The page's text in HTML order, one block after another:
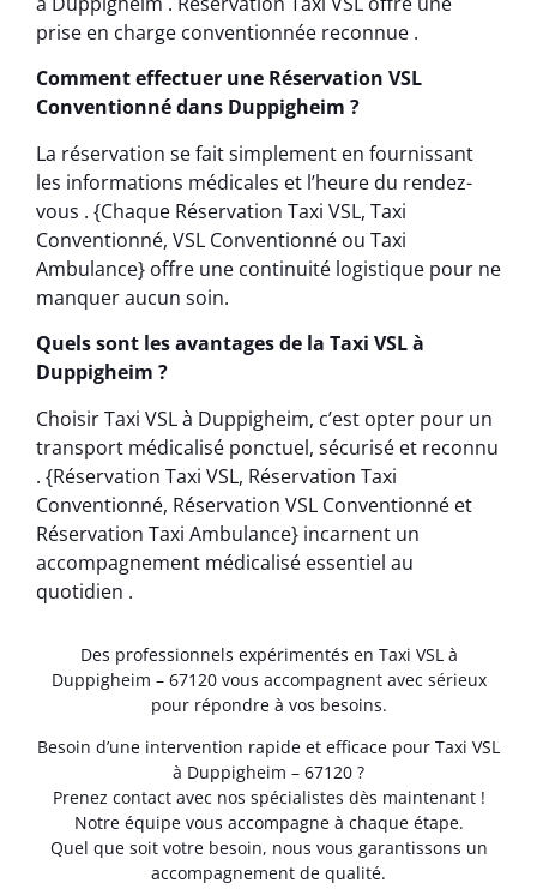
prise en charge conventionnée reconnue .
Comment effectuer une Réservation VSL
Conventionné dans Duppigheim ?
La réservation se fait simplement en fournissant
les informations médicales et l’heure du rendez-
vous . {Chaque Réservation Taxi VSL, Taxi
Conventionné, VSL Conventionné ou Taxi
Ambulance} offre une continuité logistique pour ne
manquer aucun soin.
Quels sont les avantages de la Taxi VSL à
Duppigheim ?
Choisir Taxi VSL à Duppigheim, c’est opter pour un
transport médicalisé ponctuel, sécurisé et reconnu
. {Réservation Taxi VSL, Réservation Taxi
Conventionné, Réservation VSL Conventionné et
Réservation Taxi Ambulance} incarnent un
accompagnement médicalisé essentiel au
quotidien .
Des professionnels expérimentés en Taxi VSL à
Duppigheim – 67120 vous accompagnent avec sérieux
pour répondre à vos besoins.
Besoin d’une intervention rapide et efficace pour Taxi VSL
à Duppigheim – 67120 ?
Prenez contact avec nos spécialistes dès maintenant !
Notre équipe vous accompagne à chaque étape.
Quel que soit votre besoin, nous vous garantissons un
accompagnement de qualité.